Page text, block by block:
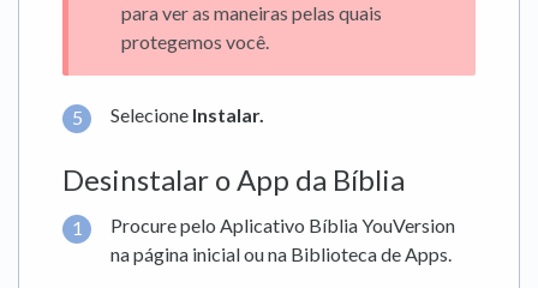
para ver as maneiras pelas quais
protegemos você.
Selecione Instalar.
Desinstalar o App da Bíblia
Procure pelo Aplicativo Bíblia YouVersion
na página inicial ou na Biblioteca de Apps.